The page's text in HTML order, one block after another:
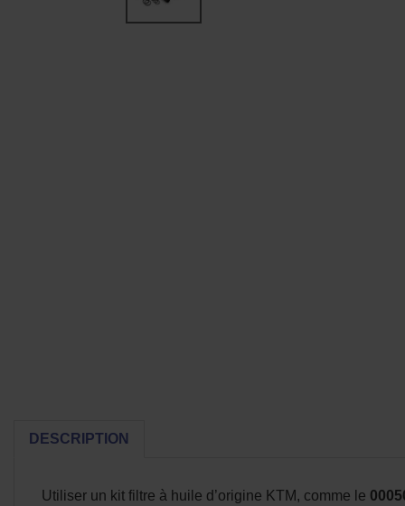
DESCRIPTION
Utiliser un kit filtre à huile d’origine KTM, comme le